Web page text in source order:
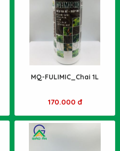
MQ-FULIMIC_Chai 1L
170.000 đ